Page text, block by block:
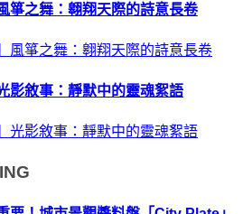
箏之舞：翱翔天際的詩意長卷
影敘事：靜默中的靈魂絮語